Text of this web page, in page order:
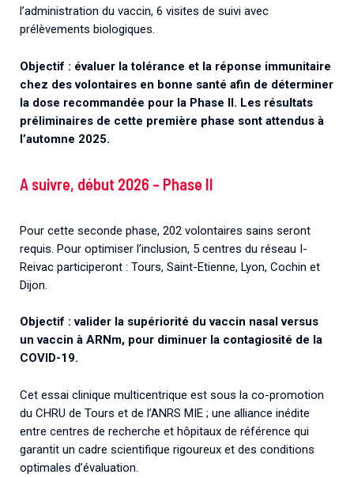
l’administration du vaccin, 6 visites de suivi avec
prélèvements biologiques.
Objectif : évaluer la tolérance et la réponse immunitaire
chez des volontaires en bonne santé afin de déterminer
la dose recommandée pour la Phase II. Les résultats
préliminaires de cette première phase sont attendus à
l’automne 2025.
A suivre, début 2026 – Phase II
Pour cette seconde phase, 202 volontaires sains seront
requis. Pour optimiser l’inclusion, 5 centres du réseau I-
Reivac participeront : Tours, Saint-Etienne, Lyon, Cochin et
Dijon.
Objectif : valider la supériorité du vaccin nasal versus
un vaccin à ARNm, pour diminuer la contagiosité de la
COVID-19.
Cet essai clinique multicentrique est sous la co-promotion
du CHRU de Tours et de l’ANRS MIE ; une alliance inédite
entre centres de recherche et hôpitaux de référence qui
garantit un cadre scientifique rigoureux et des conditions
optimales d’évaluation.